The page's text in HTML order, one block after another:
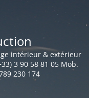
intérieur & extérieur
3 90 58 81 05 Mob.
230 174